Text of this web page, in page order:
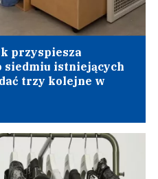
przyspiesza
siedmiu istniejących
trzy kolejne w